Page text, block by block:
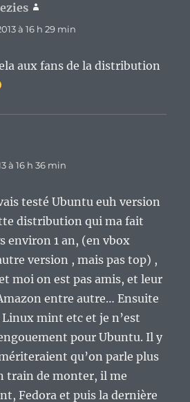
à 16 h 29 min
aux fans de la distribution
à 16 h 36 min
testé Ubuntu euh version
distribution qui ma fait
environ 1 an, (en vbox
version , mais pas top) ,
moi on est pas amis, et leur
entre autre… Ensuite
Linux mint etc et je n’est
pour Ubuntu. Il y
qu’on parle plus
train de monter, il me
Fedora et puis la dernière